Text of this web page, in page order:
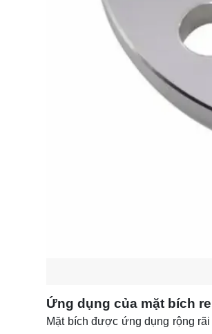
Ứng dụng của mặt bích
Mặt bích được ứng dụng rộng